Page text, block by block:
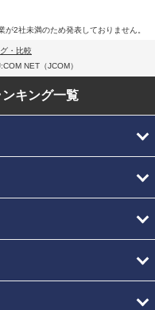
2社未満のため発表しておりません。
・比較
NET（JCOM）
ンキング一覧